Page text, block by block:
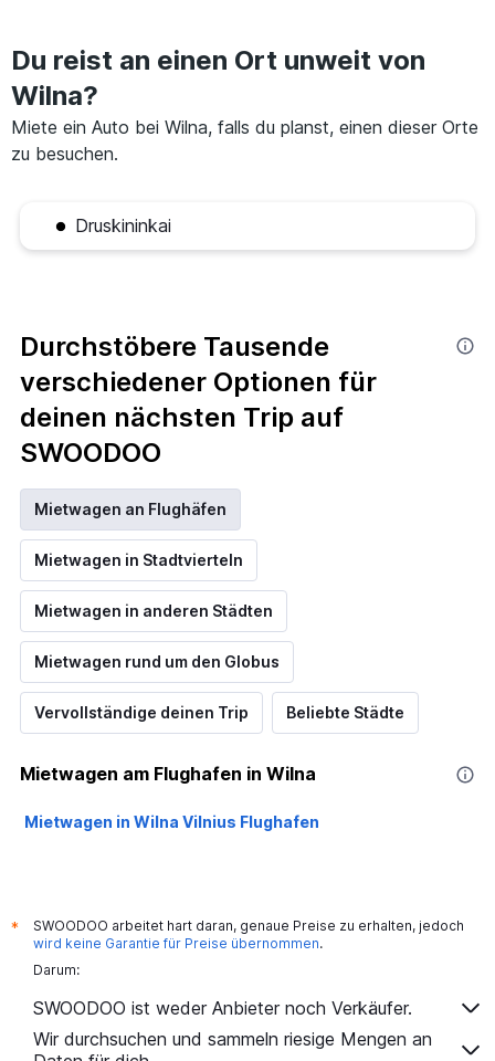
Du reist an einen Ort unweit von
Wilna?
Miete ein Auto bei Wilna, falls du planst, einen dieser Orte
zu besuchen.
Druskininkai
Durchstöbere Tausende
verschiedener Optionen für
deinen nächsten Trip auf
SWOODOO
Mietwagen an Flughäfen
Mietwagen in Stadtvierteln
Mietwagen in anderen Städten
Mietwagen rund um den Globus
Vervollständige deinen Trip Beliebte Städte
Mietwagen am Flughafen in Wilna
Mietwagen in Wilna Vilnius Flughafen
*
SWOODOO arbeitet hart daran, genaue Preise zu erhalten, jedoch
wird keine Garantie für Preise übernommen.
Darum:
SWOODOO ist weder Anbieter noch Verkäufer.
Wir durchsuchen und sammeln riesige Mengen an